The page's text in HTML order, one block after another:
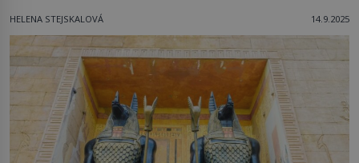
HELENA STEJSKALOVÁ 14.9.2025